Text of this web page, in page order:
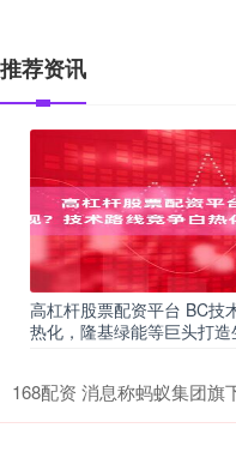
推荐资讯
高杠杆股票配资平台 BC技
热化，隆基绿能等巨头打造
168配资 消息称蚂蚁集团旗